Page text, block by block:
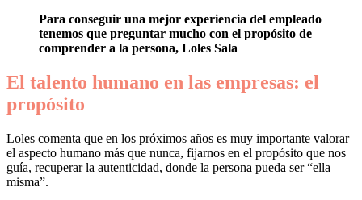
Para conseguir una mejor experiencia del empleado
tenemos que preguntar mucho con el propósito de
comprender a la persona, Loles Sala
El talento humano en las empresas: el
propósito
Loles comenta que en los próximos años es muy importante valorar
el aspecto humano más que nunca, fijarnos en el propósito que nos
guía, recuperar la autenticidad, donde la persona pueda ser “ella
misma”.